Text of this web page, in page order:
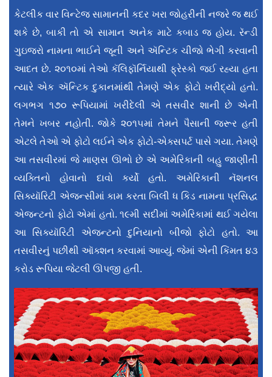
કેટલીક વાર વિન્ટેજ સામાનની કદર ખરા જોહરીની નજરે જ થઈ
શકે છે, બાકી તો એ સામાન અનેક માટે કબાડ જ હોય. રૅન્ડી
ગુઇજરો નામના ભાઈને જૂની અને ઍન્ટિક ચીજો ભેગી કરવાની
આદત છે. ૨૦૧૦માં તેઓ કૅલિફૉર્નિયાથી ફ્રેસ્કો જઈ રહ્યા હતા
ત્યારે એક ઍન્ટિક દુકાનમાંથી તેમણે એક ફોટો ખરીદ્યો હતો.
લગભગ ૧૭૦ રૂપિયામાં ખરીદેલી એ તસવીર શાની છે એની
તેમને ખબર નહોતી. જોકે ૨૦૧૫માં તેમને પૈસાની જરૂર હતી
એટલે તેઓ એ ફોટો લઈને એક ફોટો-એક્સપર્ટ પાસે ગયા. તેમણે
આ તસવીરમાં જે માણસ ઊભો છે એ અમેરિકાની બહુ જાણીતી
વ્યક્તિનો હોવાનો દાવો કર્યો હતો. અમેરિકાની નૅશનલ
સિક્યૉરિટી એજન્સીમાં કામ કરતા બિલી ધ કિડ નામના પ્રસિદ્ધ
એજન્ટનો ફોટો એમાં હતો. ૧૯મી સદીમાં અમેરિકામાં થઈ ગયેલા
આ સિક્યૉરિટી એજન્ટનો દુનિયાનો બીજો ફોટો હતો. આ
તસવીરનું પછીથી ઑક્શન કરવામાં આવ્યું. જેમાં એની કિંમત ૪૩
કરોડ રૂપિયા જેટલી ઊપજી હતી.